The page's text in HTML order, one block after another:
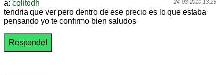
24-03-2010 13:25
a: colitodh
tendria que ver pero dentro de ese precio es lo que estaba
pensando yo te confirmo bien saludos